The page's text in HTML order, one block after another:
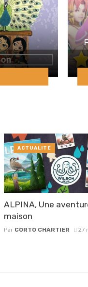
ALPINA, Une
maison
Par CORTO CHARTIER 27
ACTUALITÉ